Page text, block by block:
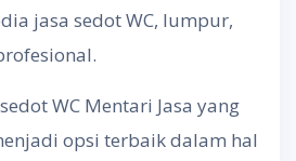
jasa sedot WC, lumpur,
WC Mentari Jasa yang
opsi terbaik dalam hal